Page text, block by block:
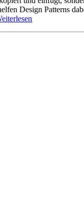
Design Patterns